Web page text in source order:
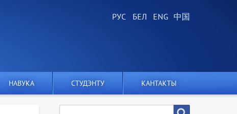
НАВУКА СТУДЭНТУ КАНТАКТЫ